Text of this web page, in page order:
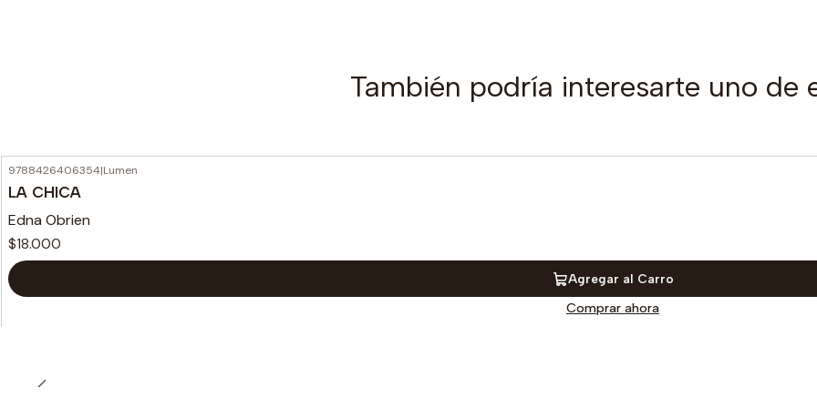
También podría interesarte uno de
9788426406354|Lumen
LA CHICA
Edna Obrien
$18.000
Agregar al Carro
Comprar ahora